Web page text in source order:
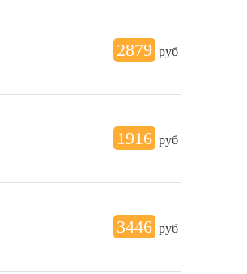
2879 руб
1916 руб
3446 руб